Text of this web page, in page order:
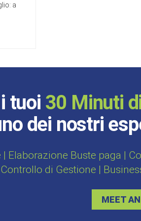
a
tuoi 30 Minuti
dei nostri
Elaborazione Buste paga |
di Gestione |
MEET